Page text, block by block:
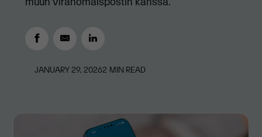
JANUARY 29, 20262 MIN READ